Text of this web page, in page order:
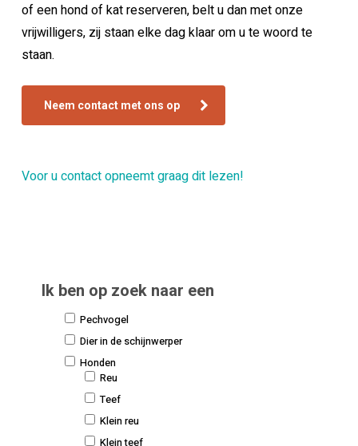
of een hond of kat reserveren, belt u dan met onze
vrijwilligers, zij staan elke dag klaar om u te woord te
staan.
Neem contact met ons op
Voor u contact opneemt graag dit lezen!
Ik ben op zoek naar een
Pechvogel
Dier in de schijnwerper
Honden
Reu
Teef
Klein reu
Klein teef